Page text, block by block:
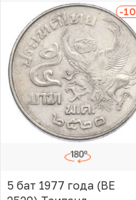
-10
5 бат 1977 года (BE